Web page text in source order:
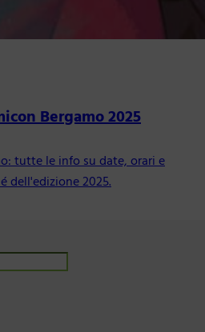
Bergamo 2025
tutte le info su date, orari e
dell'edizione 2025.